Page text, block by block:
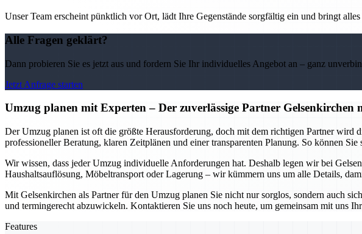
Unser Team erscheint pünktlich vor Ort, lädt Ihre Gegenstände sorgfältig ein und bringt
Alle Fragen geklärt?
Dann probieren Sie es jetzt aus und fordern Sie Ihr individuelles Angebot an – ganz
Jetzt Anfrage starten
Umzug planen mit Experten – Der zuverlässige Partner Gelsenkirchen
Der Umzug planen ist oft die größte Herausforderung, doch mit dem richtigen Partner wird
professioneller Beratung, klaren Zeitplänen und einer transparenten Planung. So können
Wir wissen, dass jeder Umzug individuelle Anforderungen hat. Deshalb legen wir bei
Haushaltsauflösung, Möbeltransport oder Lagerung – wir kümmern uns um alle Details,
Mit Gelsenkirchen als Partner für den Umzug planen Sie nicht nur sorglos, sondern auch
und termingerecht abzuwickeln. Kontaktieren Sie uns noch heute, um gemeinsam mit uns
Features